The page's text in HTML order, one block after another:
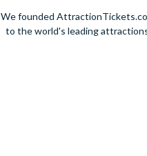
We founded
to the world's leading